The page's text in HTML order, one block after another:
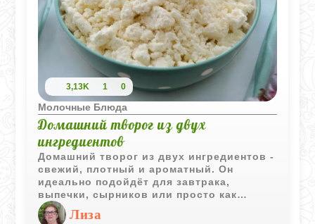
3,13K 1 0
Молочные Блюда
Домашний творог из двух
ингредиентов
Домашний творог из двух ингредиентов -
свежий, плотный и ароматный. Он
идеально подойдёт для завтрака,
выпечки, сырников или просто как
самостоятельное блюдо с ложечкой
мёда, ягодами или орехами.
Лиза